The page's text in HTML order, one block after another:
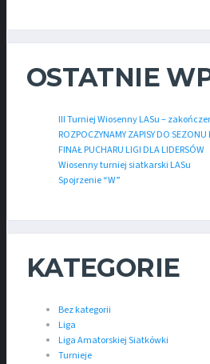
OSTATNIE
III Turniej Wiosenny LASu –
ROZPOCZYNAMY ZAPISY DO
FINAŁ PUCHARU LIGI DLA LIDERSÓW
Wiosenny turniej siatkarski LASu
Spojrzenie “W”
KATEGORIE
Bez kategorii
Liga
Liga Amatorskiej Siatkówki
Turnieje